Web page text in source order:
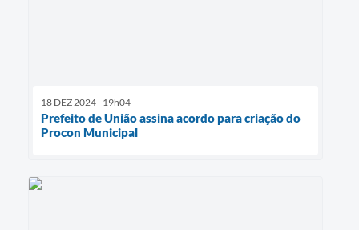
18 DEZ 2024 - 19h04
Prefeito de União assina acordo para criação do
Procon Municipal